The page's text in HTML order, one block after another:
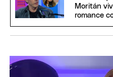
Moritán
romance